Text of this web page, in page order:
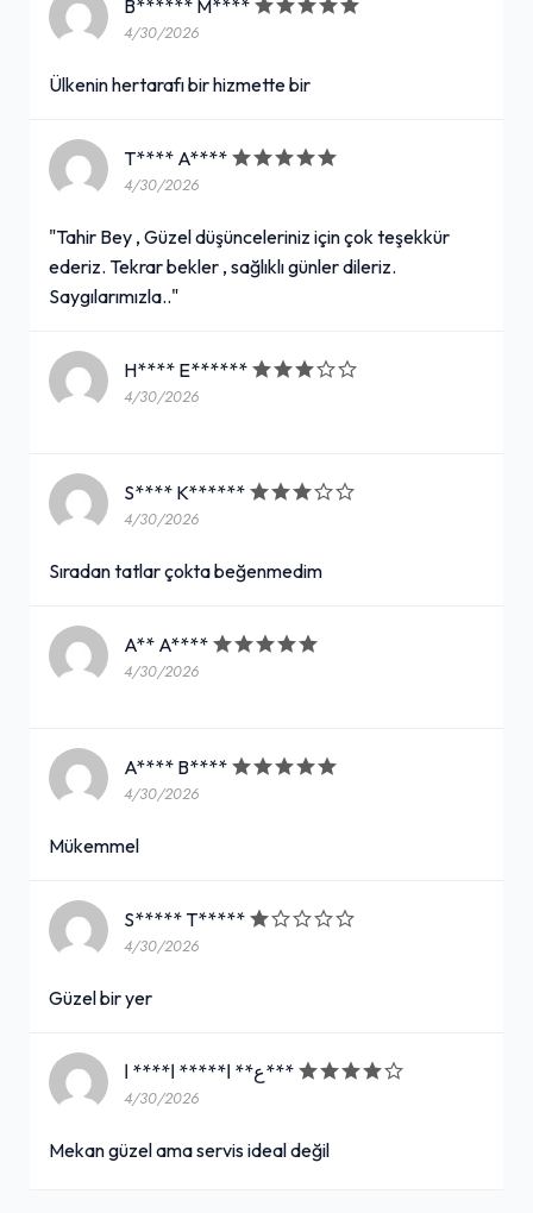
B****** M****
4/30/2026
Ülkenin hertarafı bir hizmette bir
T**** A****
4/30/2026
"Tahir Bey , Güzel düşünceleriniz için çok teşekkür
ederiz. Tekrar bekler , sağlıklı günler dileriz.
Saygılarımızla.."
H**** E******
4/30/2026
S**** K******
4/30/2026
Sıradan tatlar çokta beğenmedim
A** A****
4/30/2026
A**** B****
4/30/2026
Mükemmel
S***** T*****
4/30/2026
Güzel bir yer
ع** ا***** ا**** ا***
4/30/2026
Mekan güzel ama servis ideal değil